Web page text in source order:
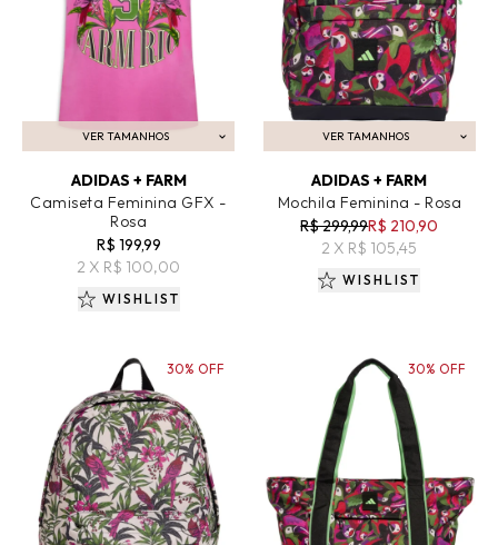
VER TAMANHOS
ADICIONAR AO CARRINHO
ADIDAS + FARM
Camiseta Feminina GFX -
Rosa
R$ 199,99
2 X R$ 100,00
WISHLIST
VER TAMANHOS
ADICIONAR AO CARRINHO
ADIDAS + FARM
Mochila Feminina - Rosa
R$ 299,99R$ 210,90
2 X R$ 105,45
WISHLIST
30% OFF 30% OFF